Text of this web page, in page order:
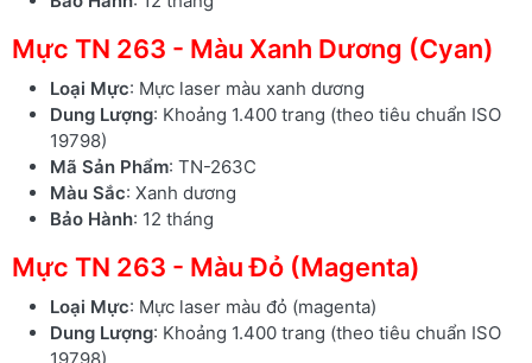
Mực TN 263 - Màu Xanh Dương (Cyan)
Loại Mực: Mực laser màu xanh dương
Dung Lượng: Khoảng 1.400 trang (theo tiêu chuẩn ISO
19798)
Mã Sản Phẩm: TN-263C
Màu Sắc: Xanh dương
Bảo Hành: 12 tháng
Mực TN 263 - Màu Đỏ (Magenta)
Loại Mực: Mực laser màu đỏ (magenta)
Dung Lượng: Khoảng 1.400 trang (theo tiêu chuẩn ISO
19798)